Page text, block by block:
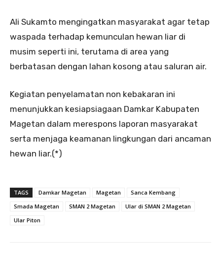
Ali Sukamto mengingatkan masyarakat agar tetap
waspada terhadap kemunculan hewan liar di
musim seperti ini, terutama di area yang
berbatasan dengan lahan kosong atau saluran air.
Kegiatan penyelamatan non kebakaran ini
menunjukkan kesiapsiagaan Damkar Kabupaten
Magetan dalam merespons laporan masyarakat
serta menjaga keamanan lingkungan dari ancaman
hewan liar.(*)
TAGS Damkar Magetan Magetan
Sanca Kembang
Smada Magetan
SMAN 2 Magetan
Ular di SMAN 2 Magetan
Ular Piton